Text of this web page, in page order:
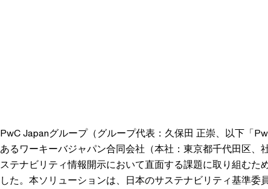
PwC Japanグループ（グループ代表：久保田 正崇、以下「
あるワーキーバジャパン合同会社（本社：東京都千代田区、
ステナビリティ情報開示において直面する課題に取り組むた
した。本ソリューションは、日本のサステナビリティ基準委